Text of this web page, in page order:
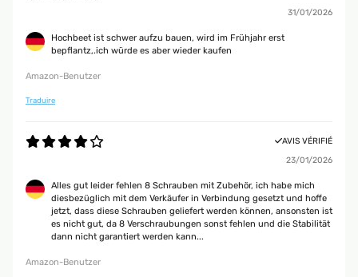
31/01/2026
Hochbeet ist schwer aufzu bauen, wird im Frühjahr erst
bepflantz,.ich würde es aber wieder kaufen
Amazon-Benutzer
Traduire
AVIS VÉRIFIÉ
23/01/2026
Alles gut leider fehlen 8 Schrauben mit Zubehör, ich habe mich
diesbezüglich mit dem Verkäufer in Verbindung gesetzt und hoffe
jetzt, dass diese Schrauben geliefert werden können, ansonsten ist
es nicht gut, da 8 Verschraubungen sonst fehlen und die Stabilität
dann nicht garantiert werden kann...
Amazon-Benutzer